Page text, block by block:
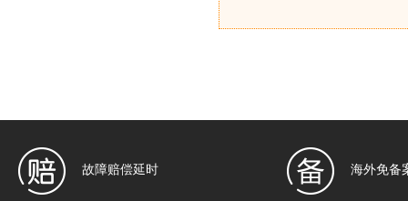
故障赔偿延时 海外免备